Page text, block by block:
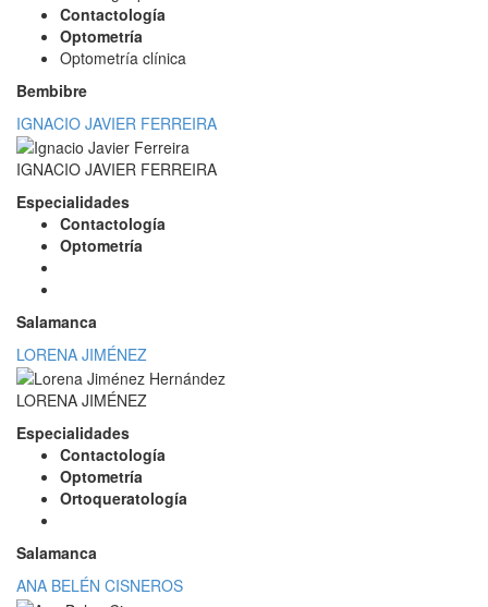
Contactología
Optometría
Optometría clínica
Bembibre
IGNACIO JAVIER FERREIRA
IGNACIO JAVIER FERREIRA
Especialidades
Contactología
Optometría
Salamanca
LORENA JIMÉNEZ
LORENA JIMÉNEZ
Especialidades
Contactología
Optometría
Ortoqueratología
Salamanca
ANA BELÉN CISNEROS